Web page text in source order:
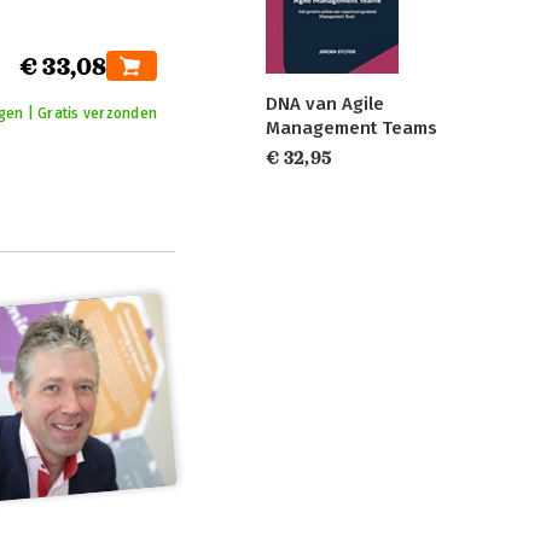
€ 33,08
| Gratis verzonden
DNA van Agile
Management Teams
€ 32,95